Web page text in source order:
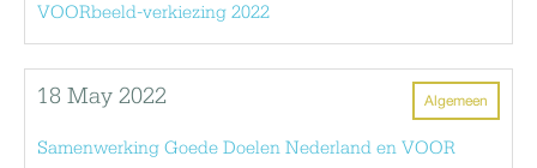
VOORbeeld-verkiezing 2022
Algemeen
18 May 2022
Samenwerking Goede Doelen Nederland en VOOR